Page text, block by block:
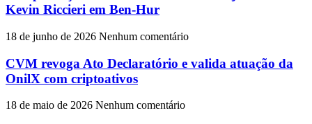
Kevin Riccieri em Ben-Hur
18 de junho de 2026 Nenhum comentário
CVM revoga Ato Declaratório e valida atuação da
OnilX com criptoativos
18 de maio de 2026 Nenhum comentário